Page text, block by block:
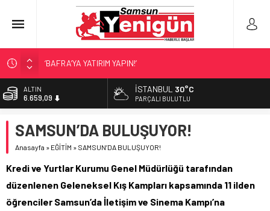
İŞTE FINDIK FİYATI!
YÖNETİCİ SEÇERKEN YAPILAN EN BÜYÜK HATALAR
GERİ SAYIM BAŞLADI
‘BAFRA’YA YATIRIM YAPIN!’
BİST
13.779,39
47,7155
EURO
6.659,09
İSTANBUL 30°C
PARÇALI BULUTLU
SAMSUN’DA BULUŞUYOR!
Anasayfa » EĞİTİM » SAMSUN’DA BULUŞUYOR!
Kredi ve Yurtlar Kurumu Genel Müdürlüğü tarafından
düzenlenen Geleneksel Kış Kampları kapsamında 11 ilden
öğrenciler Samsun’da İletişim ve Sinema Kampı’na